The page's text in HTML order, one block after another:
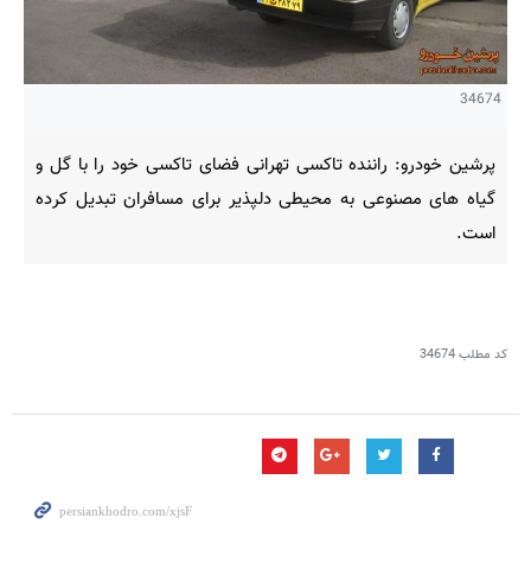
34674
پرشین خودرو: راننده تاکسی تهرانی فضای تاکسی خود را با گل و
گیاه های مصنوعی به محیطی دلپذیر برای مسافران تبدیل کرده
است.
کد مطلب34674